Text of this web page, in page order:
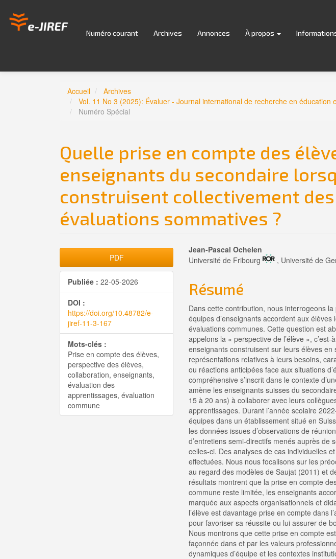
principale
Contenu
Numéro courant Archives Annonces À propos
Accueil
Archives
Vol. 11 No 3 (2025): Évaluer - Journal international de recherche en éducation
Numéro Spécial
Quelle prise en compte des
enseignants du secondaire
construisent collectivement des
évaluations sommatives ?
Barre
latérale
de
l'article
PDF
Publiée : 22-05-2026
DOI :
https://doi.org/10.48782/e-
jiref-11-3-167
Mots-clés :
Prise en compte des élèves,
perspective des élèves,
collaboration, enseignants,
évaluation des
apprentissages, évaluation
commune
Contenu
de
l'article
Jean-Pascal Ochelen
Université de Fribourg
, Université de
Résumé
Dans cette contribution, nous interrogeons
équipes d’enseignants accordent aux élèves
évaluations communes. Cette question est
appelons la « perspective de l’élève »,
enseignants construisent sur leurs élèves en
représentations relatives à leurs besoins,
ou réactions anticipées face aux situations
compréhensive s’inscrit dans le contexte
amène les enseignants suisses du
15 à 20 ans) à collaborer avec leurs
apprentissages. Durant l’année scolaire
équipes dans un établissement situé en
les données issues d’observations de
d’entretiens semi-directifs menés auprès de
celles-ci. Des analyses de cas individuelles
effectuées. Nous nous focalisons sur les
au regard des modèles de Saujat (2011) et
résultats montrent que la prise en compte
commune reste limitée, les enseignants
marquée aux aspects organisationnels et
l’élève est davantage prise en compte dans
pour favoriser sa réussite ou lui assurer de
Nous montrons que cette prise en compte
façonnée dans et par les valeurs
dynamiques d’équipe et les contextes